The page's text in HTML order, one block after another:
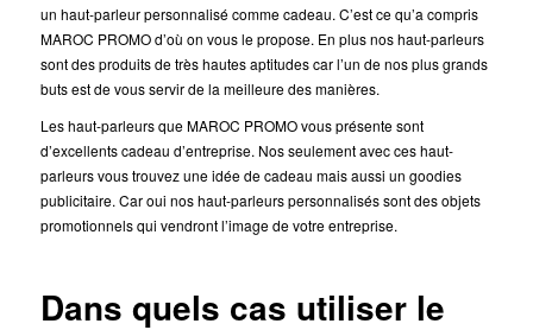
un haut-parleur personnalisé comme cadeau. C’est ce qu’a compris
MAROC PROMO d’où on vous le propose. En plus nos haut-parleurs
sont des produits de très hautes aptitudes car l’un de nos plus grands
buts est de vous servir de la meilleure des manières.
Les haut-parleurs que MAROC PROMO vous présente sont
d’excellents cadeau d’entreprise. Nos seulement avec ces haut-
parleurs vous trouvez une idée de cadeau mais aussi un goodies
publicitaire. Car oui nos haut-parleurs personnalisés sont des objets
promotionnels qui vendront l’image de votre entreprise.
Dans quels cas utiliser le